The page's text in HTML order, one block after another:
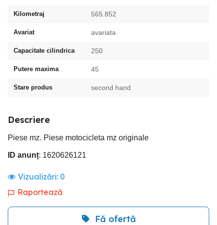
Kilometraj 565.852
Avariat avariata
Capacitate cilindrica 250
Putere maxima 45
Stare produs second hand
Descriere
Piese mz. Piese motocicleta mz originale
ID anunț: 1620626121
Vizualizări: 0
Raportează
Fă ofertă